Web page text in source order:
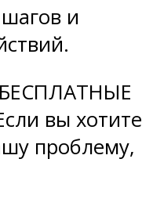
и
БЕСПЛАТНЫЕ
вы хотите
проблему,